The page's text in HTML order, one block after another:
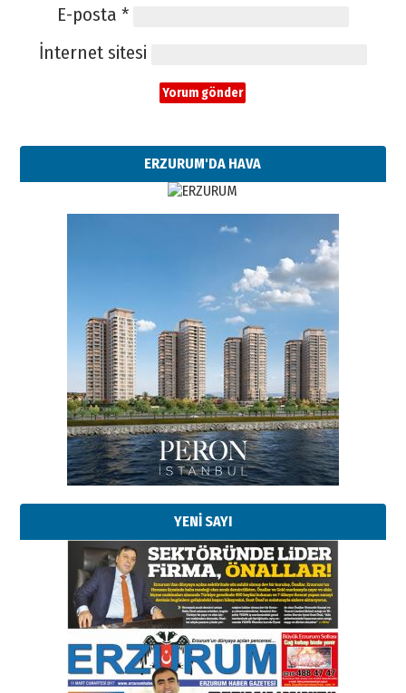
E-posta *
İnternet sitesi
ERZURUM'DA HAVA
YENİ SAYI
Esat BİNDESEN
Başkan Sekmen’den Erzurum’a
bir vizyon proje daha!
02 Ağustos 2026 Pazar
Kadir SABUNCUOĞLU
Erzurumspor’un köşe taşları
29 Haziran 2026 Pazartesi
Kenan GÜLERCİ
Murat Şahsuvaroğlu ERKON’da
çıtayı yukarı taşırken,
yönetimdekiler aşağı
çekmemeli!
17 Şubat 2026 SalıOrhan BOZKURT
Bir fotoğraf, bir şehir, bir
gazeteci… Dizginler kimin
elinde?
31 Mart 2026 Salı